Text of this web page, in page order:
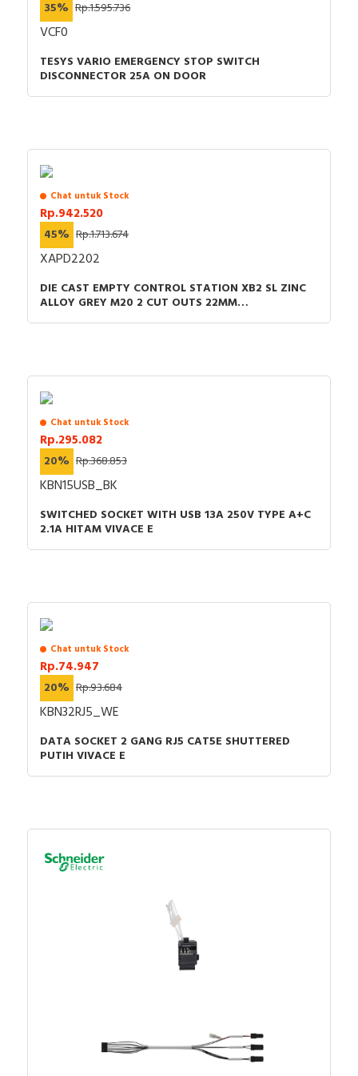
Safety Switch
Contact Block
Berat bersih: 20 g
Garansi: 18 bulan
hingga 130 °C, sesuai dengan IEC 60216-1 dan VDE
0304-T21. Telah tersertifikasi berbagai standar (CSA,
(RoHS/REACH).
35% Rp.1.595.736
VCF0
TESYS VARIO EMERGENCY STOP SWITCH
DISCONNECTOR 25A ON DOOR
Chat untuk Stock
Rp.942.520
45% Rp.1.713.674
XAPD2202
DIE CAST EMPTY CONTROL STATION XB2 SL ZINC
ALLOY GREY M20 2 CUT OUTS 22MM
Chat untuk Stock
Rp.295.082
20% Rp.368.853
KBN15USB_BK
SWITCHED SOCKET WITH USB 13A 250V TYPE A+C
2.1A HITAM VIVACE E
Chat untuk Stock
Rp.74.947
20% Rp.93.684
KBN32RJ5_WE
DATA SOCKET 2 GANG RJ5 CAT5E SHUTTERED
PUTIH VIVACE E